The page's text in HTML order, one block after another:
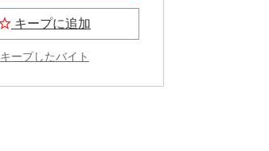
キープに追加
キープしたバイト